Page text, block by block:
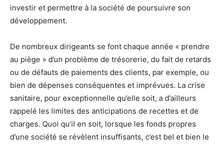
investir et permettre à la société de poursuivre son
développement.
De nombreux dirigeants se font chaque année « prendre
au piège » d’un problème de trésorerie, du fait de retards
ou de défauts de paiements des clients, par exemple, ou
bien de dépenses conséquentes et imprévues. La crise
sanitaire, pour exceptionnelle qu’elle soit, a d’ailleurs
rappelé les limites des anticipations de recettes et de
charges. Quoi qu’il en soit, lorsque les fonds propres
d’une société se révèlent insuffisants, c’est bel et bien le